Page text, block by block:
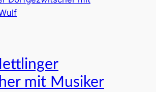
mit Musiker